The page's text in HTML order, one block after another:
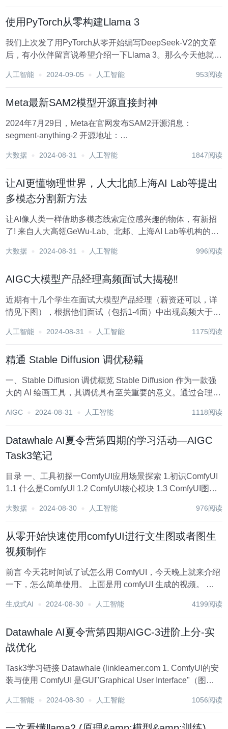
使用PyTorch从零构建Llama 3
我们上次发了用PyTorch从零开始编写DeepSeek-V2的文章
后，有小伙伴留言说希望介绍一下Llama 3。那么今天他就来
构，并在自定义数据集上执行训练和推理。 [图1]：Llama...
人工智能 2024-09-05 人工智能 953阅读
Meta最新SAM2模型开源直接封神
2024年7月29日，Meta在官网发布SAM2开源消息：
segment-anything-2 开源地址：
paper：sam-2-seg...
大数据 2024-08-31 人工智能 1847阅读
让AI更懂物理世界，人大北邮上海AI Lab等提出
多模态分割新方法
让AI像人类一样借助多模态线索定位感兴趣的物体，有新招
了! 来自人大高瓴GeWu-Lab、北邮、上海AI Lab等机构的研
Visual Scenes，视听场景下...
大数据 2024-08-31 人工智能 996阅读
AIGC大模型产品经理高频面试大揭秘‼️
近期有十几个学生在面试大模型产品经理（薪资还可以，详
情见下图），根据他们面试（包括1-4面）中出现高频大于3
和Bart的区别，讲讲Bart的DAE任务 T5（Text-to-Text Tr...
人工智能 2024-08-31 人工智能 1175阅读
精通 Stable Diffusion 调优秘籍
一、Stable Diffusion 调优概览 Stable Diffusion 作为一款强
大的 AI 绘画工具，其调优具有至关重要的意义。通过合理的
用户更加多样化和精细化的需求。 调优主要涵盖了...
AIGC 2024-08-31 人工智能 1118阅读
Datawhale AI夏令营第四期的学习活动—AIGC
Task3笔记
目录 一、工具初探一ComfyUI应用场景探索 1.初识ComfyUI
1.1 什么是ComfyUI 1.2 ComfyUI核心模块 1.3 ComfyUI图片
大数据 2024-08-30 人工智能 976阅读
从零开始快速使用comfyUI进行文生图或者图生
视频制作
前言 今天花时间试了试怎么用 ComfyUI，今天晚上就来介绍
一下，怎么简单使用。 上面是用 comfyUI 生成的视频。 安
是，点进去然后点击左侧 Release...
生成式AI 2024-08-30 人工智能 4199阅读
Datawhale AI夏令营第四期AIGC-3进阶上分-实
战优化
Task3学习链接 Datawhale (linklearner.com 1. ComfyUI的安
装与使用 ComfyUI 是GUI"Graphical User Interface"（图形
操作图...
人工智能 2024-08-30 人工智能 1056阅读